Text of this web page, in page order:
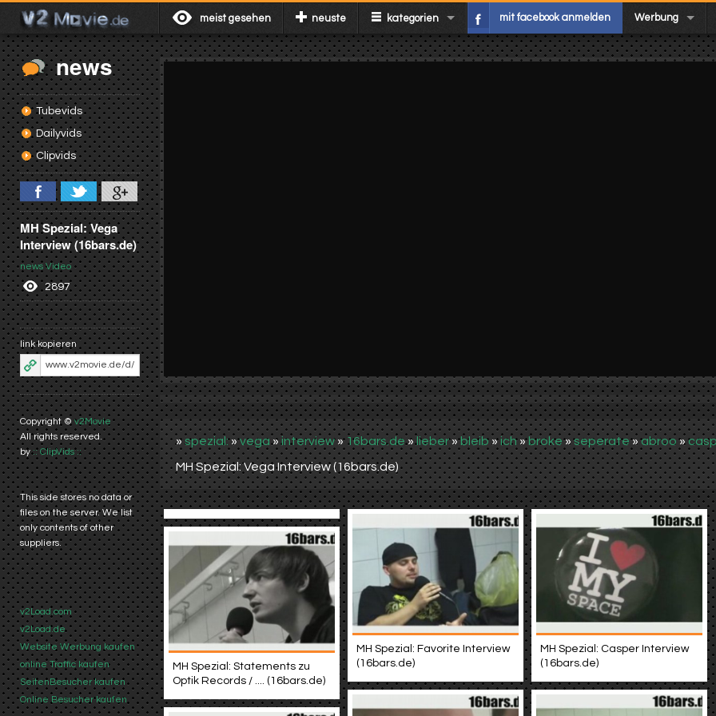
meist gesehen neuste kategorien mit facebook anmelden Werbung
news
Tubevids
Dailyvids
Clipvids
MH Spezial: Vega
Interview (16bars.de)
news Video
2897
link kopieren
Copyright © v2Movie
All rights reserved.
by:: ClipVids ::
This side stores no data or
files on the server. We list
only contents of other
suppliers.
v2Load.com
v2Load.de
Website Werbung kaufen
online Traffic kaufen
SeitenBesucher kaufen
Online Besucher kaufen
»spezial:»vega»interview»16bars.de»lieber»bleib»ich»broke»seperate»abroo»
MH Spezial: Vega Interview (16bars.de)
MH Spezial: Favorite Interview
(16bars.de)
MH Spezial: Casper Interview
(16bars.de)
MH Spezial: Statements zu
Optik Records / .... (16bars.de)